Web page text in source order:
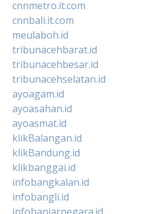
cnnmetro.it.com
cnnbali.it.com
meulaboh.id
tribunacehbarat.id
tribunacehbesar.id
tribunacehselatan.id
ayoagam.id
ayoasahan.id
ayoasmat.id
klikBalangan.id
klikBandung.id
klikbanggai.id
infobangkalan.id
infobangli.id
infobanjarnegara.id